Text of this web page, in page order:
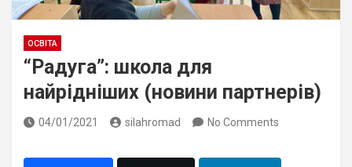
ОСВІТА
“Радуга”: школа для
найрідніших (новини партнерів)
04/01/2021 silahromad No Comments